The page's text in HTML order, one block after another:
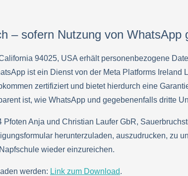
– sofern Nutzung von WhatsApp
94025, USA erhält personenbezogene
ist ein Dienst von der Meta Platforms
zertifiziert und bietet hierdurch eine
ist, wie WhatsApp und gegebenenfalls dritte
Anja und Christian Laufer GbR,
herunterzuladen, auszudrucken, zu
wieder einzureichen.
werden: Link zum Download.